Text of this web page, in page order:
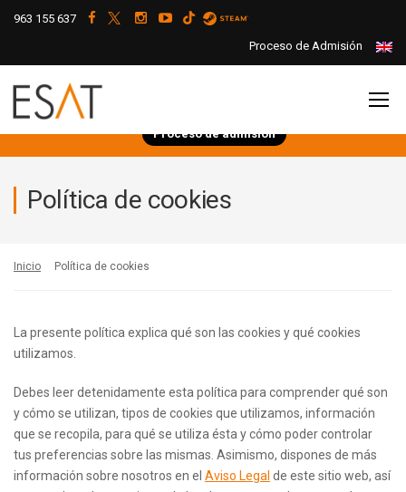
Proceso de admisión
963 155 637
Proceso de Admisión
Política de cookies
Inicio Política de cookies
La presente política explica qué son las cookies y qué cookies
utilizamos.
Debes leer detenidamente esta política para comprender qué son
y cómo se utilizan, tipos de cookies que utilizamos, información
que se recopila, para qué se utiliza ésta y cómo poder controlar
tus preferencias sobre las mismas. Asimismo, dispones de más
información sobre nosotros en el Aviso Legal de este sitio web, así